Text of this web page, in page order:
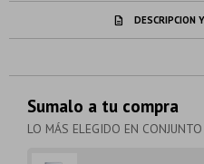
DESCRIPCION
Sumalo a tu compra
LO MÁS ELEGIDO EN CONJUNTO